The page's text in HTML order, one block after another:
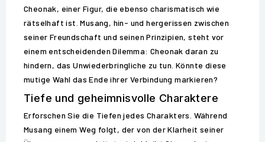
Cheonak, einer Figur, die ebenso charismatisch wie
rätselhaft ist. Musang, hin- und hergerissen zwischen
seiner Freundschaft und seinen Prinzipien, steht vor
einem entscheidenden Dilemma: Cheonak daran zu
hindern, das Unwiederbringliche zu tun. Könnte diese
mutige Wahl das Ende ihrer Verbindung markieren?
Tiefe und geheimnisvolle Charaktere
Erforschen Sie die Tiefen jedes Charakters. Während
Musang einem Weg folgt, der von der Klarheit seiner